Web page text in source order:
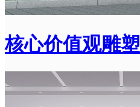
核心价值观雕塑